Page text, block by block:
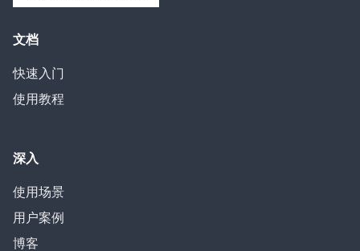
文档
快速入门
使用教程
深入
使用场景
用户案例
博客